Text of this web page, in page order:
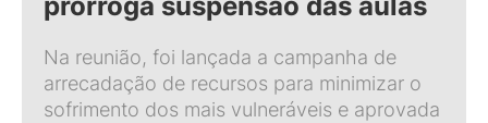
prorroga suspensão das aulas
Na reunião, foi lançada a campanha de
arrecadação de recursos para minimizar o
sofrimento dos mais vulneráveis e aprovada